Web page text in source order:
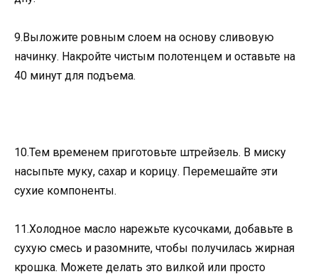
9.Выложите ровным слоем на основу сливовую
начинку. Накройте чистым полотенцем и оставьте на
40 минут для подъема.
10.Тем временем приготовьте штрейзель. В миску
насыпьте муку, сахар и корицу. Перемешайте эти
сухие компоненты.
11.Холодное масло нарежьте кусочками, добавьте в
сухую смесь и разомните, чтобы получилась жирная
крошка. Можете делать это вилкой или просто